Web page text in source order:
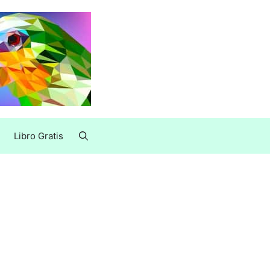
Libro Gratis